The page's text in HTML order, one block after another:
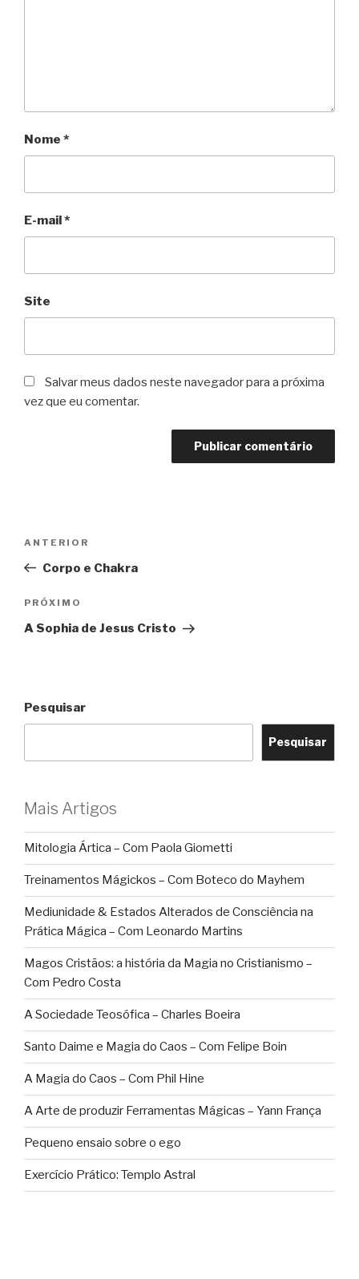
Nome *
E-mail*
Site
Salvar meus dados neste navegador para a próxima
vez que eu comentar.
Post
Post
anterior
ANTERIOR
Corpo e Chakra
Próximo
post
PRÓXIMO
A Sophia de Jesus Cristo
Pesquisar
Pesquisar
Mais Artigos
Mitologia Ártica – Com Paola Giometti
Treinamentos Mágickos – Com Boteco do Mayhem
Mediunidade & Estados Alterados de Consciência na
Prática Mágica – Com Leonardo Martins
Magos Cristãos: a história da Magia no Cristianismo –
Com Pedro Costa
A Sociedade Teosófica – Charles Boeira
Santo Daime e Magia do Caos – Com Felipe Boin
A Magia do Caos – Com Phil Hine
A Arte de produzir Ferramentas Mágicas – Yann França
Pequeno ensaio sobre o ego
Exercício Prático: Templo Astral